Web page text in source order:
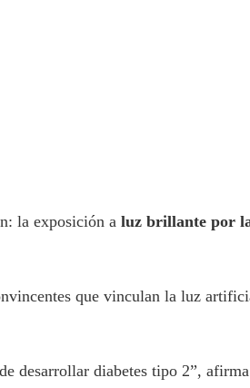
la exposición a luz brillante por
que vinculan la luz
desarrollar diabetes tipo 2”,